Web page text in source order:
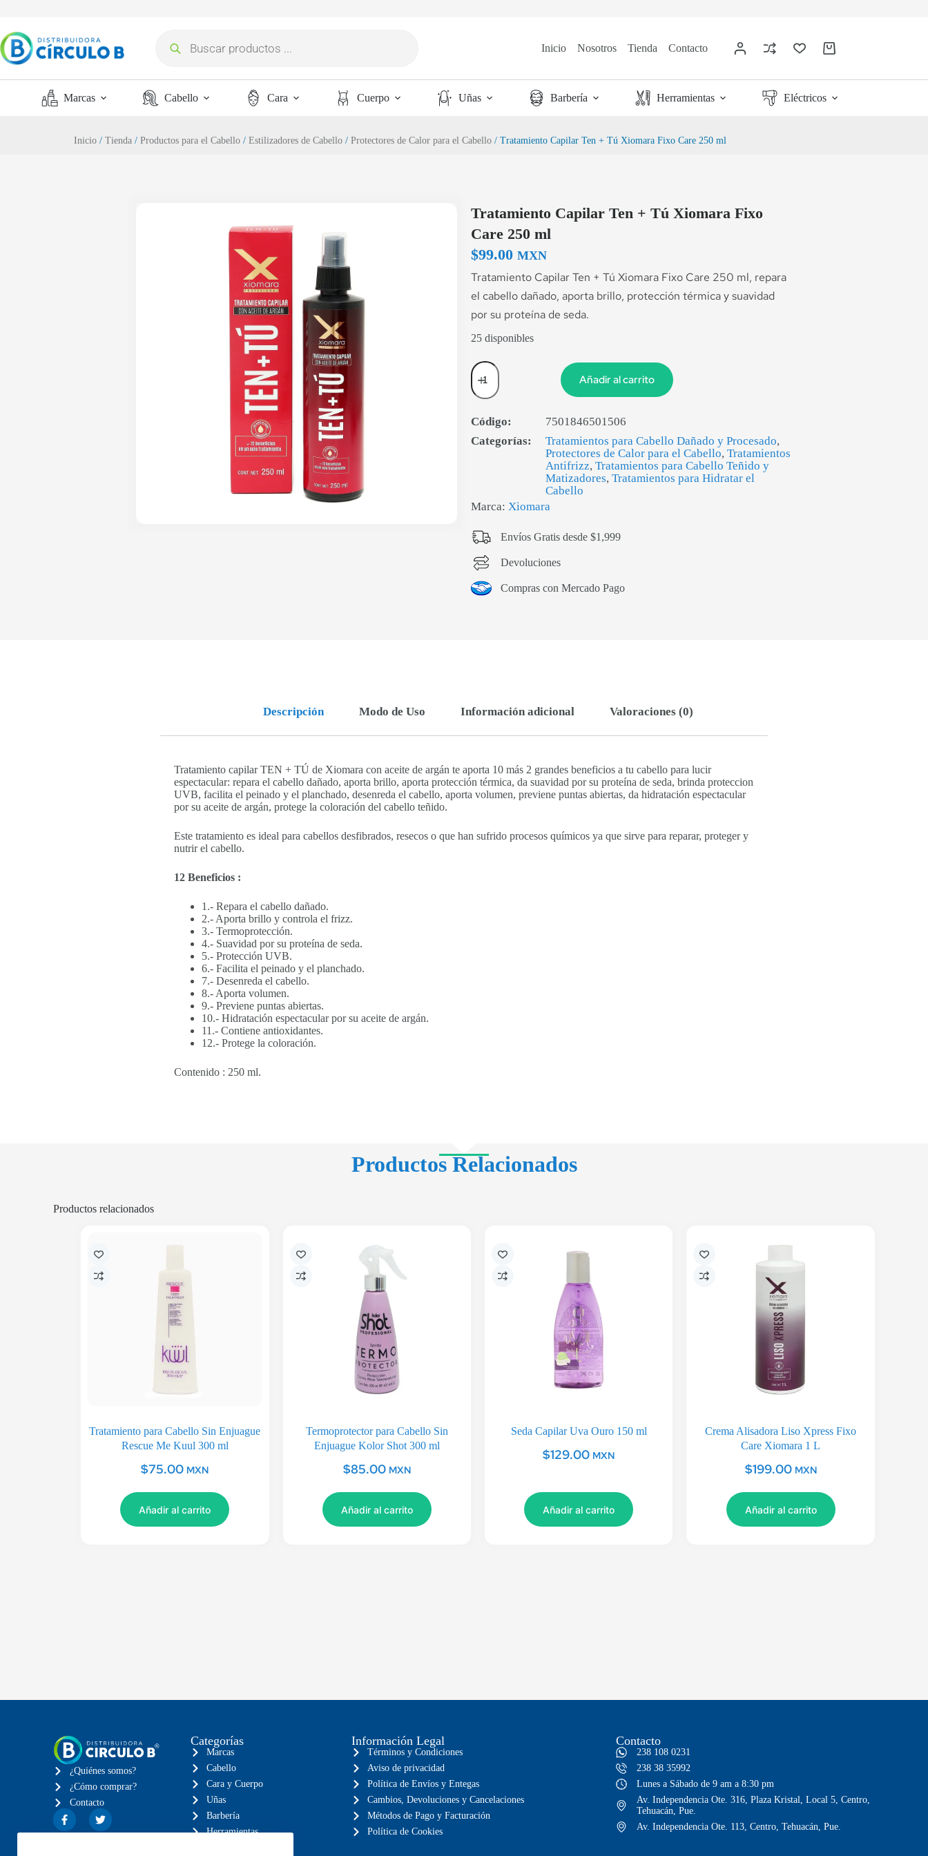
Inicio Nosotros Tienda Contacto
Marcas Cabello Cara Cuerpo Uñas Barbería Herramientas Eléctricos
Inicio /Tienda /Productos para el Cabello /Estilizadores de Cabello /Protectores de Calor para el Cabello / Tratamiento Capilar Ten + Tú Xiomara Fixo Care 250 ml
Tratamiento Capilar Ten + Tú Xiomara Fixo
Care 250 ml
$99.00 MXN
Tratamiento Capilar Ten + Tú Xiomara Fixo Care 250 ml, repara
el cabello dañado, aporta brillo, protección térmica y suavidad
por su proteína de seda.
25 disponibles
Añadir al carrito
Código:
7501846501506
Categorías:
Tratamientos para Cabello Dañado y Procesado,
Protectores de Calor para el Cabello, Tratamientos
Antifrizz, Tratamientos para Cabello Teñido y
Matizadores, Tratamientos para Hidratar el
Cabello
Marca: Xiomara
Envíos Gratis desde $1,999
Devoluciones
Compras con Mercado Pago
Descripción Modo de Uso Información adicional Valoraciones (0)
Tratamiento capilar TEN + TÚ de Xiomara con aceite de argán te aporta 10 más 2 grandes beneficios a tu cabello para lucir
espectacular: repara el cabello dañado, aporta brillo, aporta protección térmica, da suavidad por su proteína de seda, brinda proteccion
UVB, facilita el peinado y el planchado, desenreda el cabello, aporta volumen, previene puntas abiertas, da hidratación espectacular
por su aceite de argán, protege la coloración del cabello teñido.
Este tratamiento es ideal para cabellos desfibrados, resecos o que han sufrido procesos químicos ya que sirve para reparar, proteger y
nutrir el cabello.
12 Beneficios :
1.- Repara el cabello dañado.
2.- Aporta brillo y controla el frizz.
3.- Termoprotección.
4.- Suavidad por su proteína de seda.
5.- Protección UVB.
6.- Facilita el peinado y el planchado.
7.- Desenreda el cabello.
8.- Aporta volumen.
9.- Previene puntas abiertas.
10.- Hidratación espectacular por su aceite de argán.
11.- Contiene antioxidantes.
12.- Protege la coloración.
Contenido : 250 ml.
Productos Relacionados
Productos relacionados
Tratamiento para Cabello Sin Enjuague
Rescue Me Kuul 300 ml
$75.00 MXN
Añadir al carrito
Termoprotector para Cabello Sin
Enjuague Kolor Shot 300 ml
$85.00 MXN
Añadir al carrito
Seda Capilar Uva Ouro 150 ml
$129.00 MXN
Añadir al carrito
Crema Alisadora Liso Xpress Fixo
Care Xiomara 1 L
$199.00 MXN
Añadir al carrito
¿Quiénes somos?
¿Cómo comprar?
Contacto
Categorías
Marcas
Cabello
Cara y Cuerpo
Uñas
Barbería
Herramientas
Información Legal
Términos y Condiciones
Aviso de privacidad
Política de Envíos y Entegas
Cambios, Devoluciones y Cancelaciones
Métodos de Pago y Facturación
Política de Cookies
Contacto
238 108 0231
238 38 35992
Lunes a Sábado de 9 am a 8:30 pm
Av. Independencia Ote. 316, Plaza Kristal, Local 5, Centro,
Tehuacán, Pue.
Av. Independencia Ote. 113, Centro, Tehuacán, Pue.